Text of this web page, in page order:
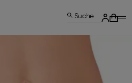
Suche